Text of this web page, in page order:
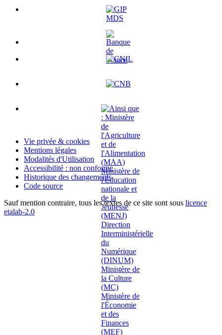
Vie privée & cookies
Mentions légales
Modalités d'Utilisation
Accessibilité : non conforme
Historique des changements
Code source
Sauf mention contraire, tous les textes de ce site sont sous licence
etalab-2.0